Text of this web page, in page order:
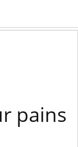
pains